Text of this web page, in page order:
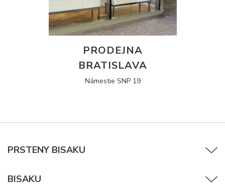
PRODEJNA
BRATISLAVA
Námestie SNP 19
PRSTENY BISAKU
BISAKU